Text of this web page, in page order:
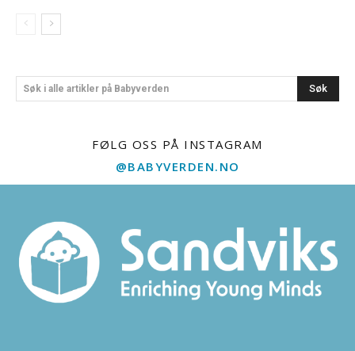
Søk i alle artikler på Babyverden Søk
FØLG OSS PÅ INSTAGRAM
@BABYVERDEN.NO